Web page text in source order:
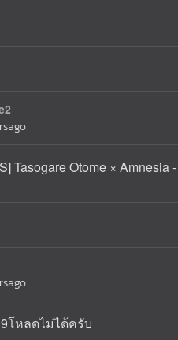
Tasogare Otome × Amnesia
โหลดไม่ได้ครับ